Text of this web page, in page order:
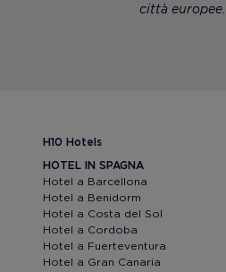
città europee.
H10 Hotels
HOTEL IN SPAGNA
Hotel a Barcellona
Hotel a Benidorm
Hotel a Costa del Sol
Hotel a Cordoba
Hotel a Fuerteventura
Hotel a Gran Canaria